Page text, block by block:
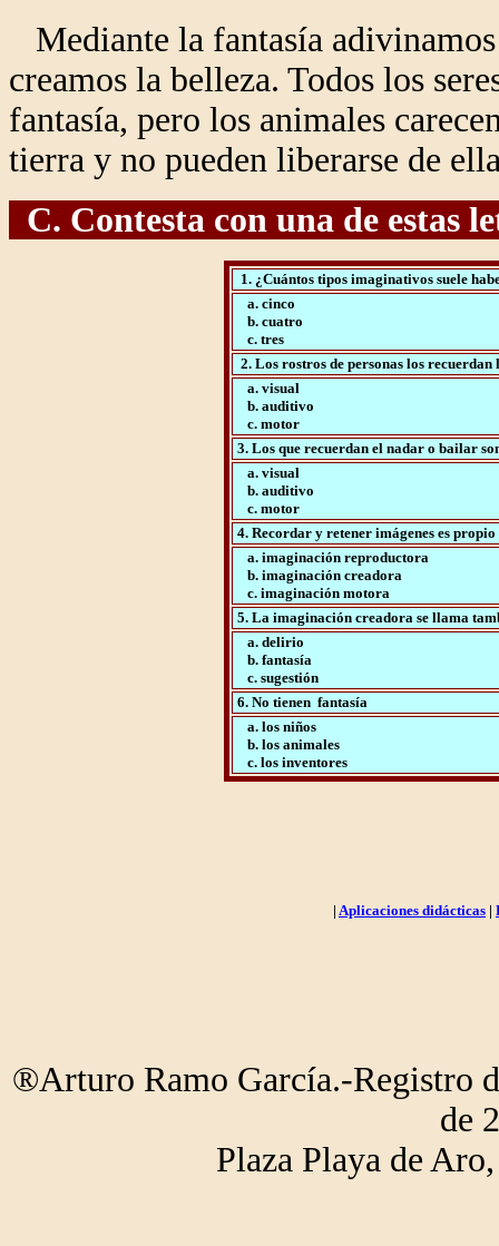
Mediante la fantasía
creamos la belleza. Todos los
fantasía, pero los animales
tierra y no pueden liberarse de
C. Contesta con una de estas
1. ¿Cuántos tipos imaginativos suele
a. cinco
b. cuatro
c. tres
2. Los rostros de personas los recuerdan
a. visual
b. auditivo
c. motor
3. Los que recuerdan el nadar o bailar
a. visual
b. auditivo
c. motor
4. Recordar y retener imágenes es propio
a. imaginación reproductora
b. imaginación creadora
c. imaginación motora
5. La imaginación creadora se llama
a. delirio
b. fantasía
c. sugestión
6. No tienen fantasía
a. los niños
b. los animales
c. los inventores
| Aplicaciones didácticas |
®Arturo Ramo García.-Registro
de
Plaza Playa de